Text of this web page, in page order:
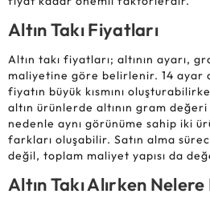
Altın Takı Fiyatları
Altın takı fiyatları; altının ayarı,
maliyetine göre belirlenir. 14 ayar
fiyatın büyük kısmını
altın ürünlerde altının gram değeri
nedenle aynı görünüme sahip iki
farkları oluşabilir. Satın alma
değil, toplam maliyet yapısı da
Altın Takı Alırken